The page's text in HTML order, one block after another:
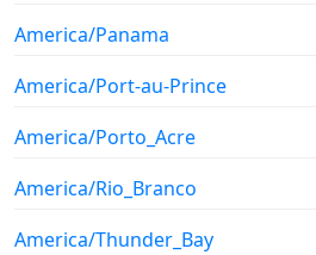
America/Panama
America/Port-au-Prince
America/Porto_Acre
America/Rio_Branco
America/Thunder_Bay